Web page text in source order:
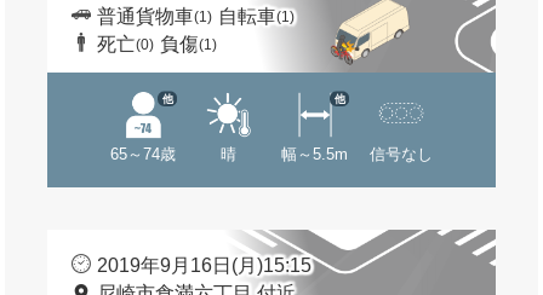
普通貨物車(1) 自転車(1)
死亡(0) 負傷(1)
65～74歳
他
晴 幅～5.5m
他
信号なし
2019年9月16日(月)15:15